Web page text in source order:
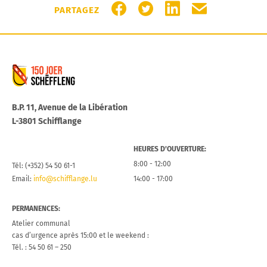
PARTAGEZ
PARTAGER SUR FACEBOOK
PARTAGER SUR TWITTER
PARTAGER SUR
PARTAGER
B.P. 11, Avenue de la Libération
L-3801 Schifflange
Tél: (+352) 54 50 61-1
Email: info@schifflange.lu
HEURES D’OUVERTURE:
8:00 - 12:00
14:00 - 17:00
PERMANENCES:
Atelier communal
cas d’urgence après 15:00 et le weekend :
Tél. : 54 50 61 – 250